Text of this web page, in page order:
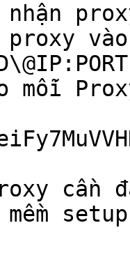
nhận
proxy
mỗi
cần
mềm